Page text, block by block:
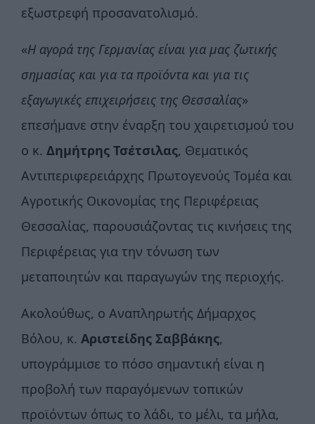
εξωστρεφή προσανατολισμό.
«Η αγορά της Γερμανίας είναι για μας ζωτικής
σημασίας και για τα προϊόντα και για τις
εξαγωγικές επιχειρήσεις της Θεσσαλίας»
επεσήμανε στην έναρξη του χαιρετισμού του
ο κ. Δημήτρης Τσέτσιλας, Θεματικός
Αντιπεριφερειάρχης Πρωτογενούς Τομέα και
Αγροτικής Οικονομίας της Περιφέρειας
Θεσσαλίας, παρουσιάζοντας τις κινήσεις της
Περιφέρειας για την τόνωση των
μεταποιητών και παραγωγών της περιοχής.
Ακολούθως, ο Αναπληρωτής Δήμαρχος
Βόλου, κ. Αριστείδης Σαββάκης,
υπογράμμισε το πόσο σημαντική είναι η
προβολή των παραγόμενων τοπικών
προϊόντων όπως το λάδι, το μέλι, τα μήλα,